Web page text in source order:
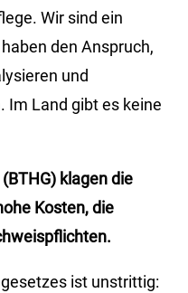
Wir sind ein
den Anspruch,
und
Im Land gibt es keine
klagen die
Kosten, die
ist unstrittig: